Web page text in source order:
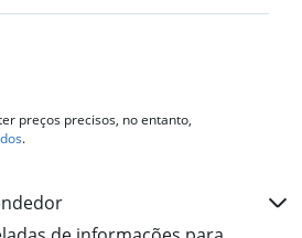
preços precisos, no entanto,
.